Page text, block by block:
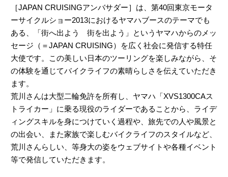
［JAPAN CRUISINGアンバサダー］は、第40回東京モータ
ーサイクルショー2013におけるヤマハブースのテーマでも
ある、「街へ出よう 街を出よう」というヤマハからのメッ
セージ（＝JAPAN CRUISING）を広く社会に発信する特任
大使です。この美しい日本のツーリングを楽しみながら、そ
の体験を通じてバイクライフの素晴らしさを伝えていただき
ます。
荒川さんは大型二輪免許を所有し、ヤマハ「XVS1300CAス
トライカー」に乗る現役のライダーであることから、ライデ
ィングスキルを身につけていく過程や、旅先での人や風景と
の出会い、また家族で楽しむバイクライフのスタイルなど、
荒川さんらしい、等身大の姿をウェブサイトや各種イベント
等で発信していただきます。